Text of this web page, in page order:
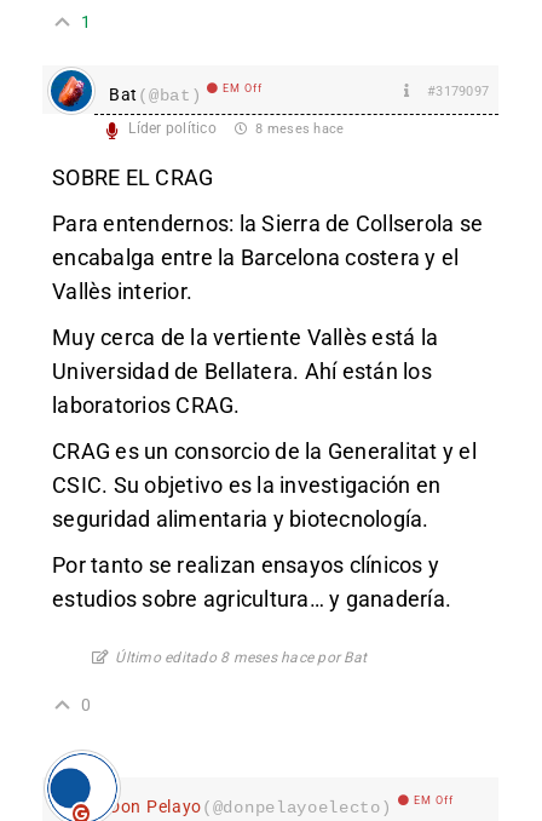
1
Bat (@bat) EM Off #3179097
Líder político 8 meses hace
SOBRE EL CRAG
Para entendernos: la Sierra de Collserola se
encabalga entre la Barcelona costera y el
Vallès interior.
Muy cerca de la vertiente Vallès está la
Universidad de Bellatera. Ahí están los
laboratorios CRAG.
CRAG es un consorcio de la Generalitat y el
CSIC. Su objetivo es la investigación en
seguridad alimentaria y biotecnología.
Por tanto se realizan ensayos clínicos y
estudios sobre agricultura… y ganadería.
Último editado 8 meses hace por Bat
0
Don Pelayo(@donpelayoelecto) EM Off